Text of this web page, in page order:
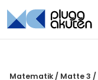
Matematik / Matte 3 /